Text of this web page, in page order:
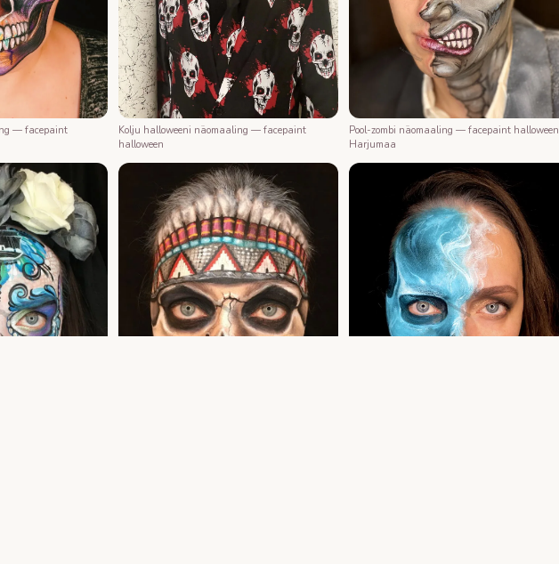
— facepaint
Kolju halloweeni näomaaling — facepaint
halloween
Pool-zombi näomaaling — facepaint halloween
Harjumaa